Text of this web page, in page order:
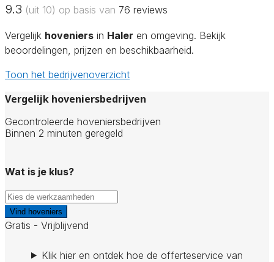
9.3 (uit 10) op basis van 76 reviews
Vergelijk hoveniers in Haler en omgeving. Bekijk
beoordelingen, prijzen en beschikbaarheid.
Toon het bedrijvenoverzicht
Vergelijk hoveniersbedrijven
Gecontroleerde hoveniersbedrijven
Binnen 2 minuten geregeld
Wat is je klus?
Vind hoveniers
Gratis - Vrijblijvend
Klik hier en ontdek hoe de offerteservice van